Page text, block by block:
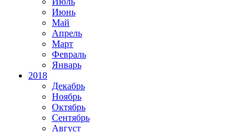
Июнь
Май
Апрель
Март
Февраль
Январь
2018
Декабрь
Ноябрь
Октябрь
Сентябрь
Август